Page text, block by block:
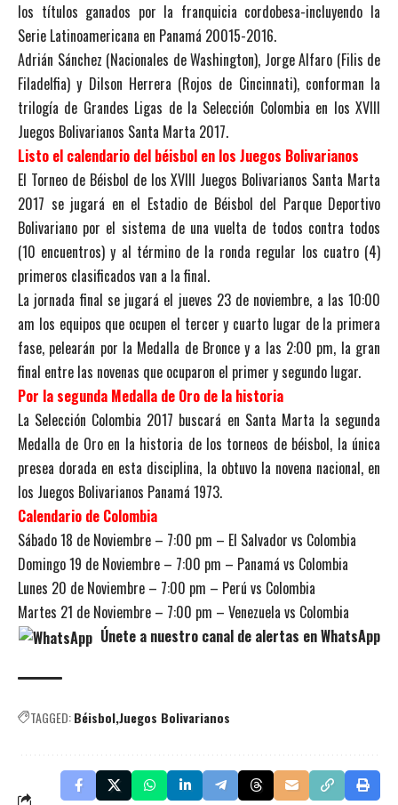
los títulos ganados por la franquicia cordobesa-incluyendo la
Serie Latinoamericana en Panamá 20015-2016.
Adrián Sánchez (Nacionales de Washington), Jorge Alfaro (Filis de
Filadelfia) y Dilson Herrera (Rojos de Cincinnati), conforman la
trilogía de Grandes Ligas de la Selección Colombia en los XVIII
Juegos Bolivarianos Santa Marta 2017.
Listo el calendario del béisbol en los Juegos Bolivarianos
El Torneo de Béisbol de los XVIII Juegos Bolivarianos Santa Marta
2017 se jugará en el Estadio de Béisbol del Parque Deportivo
Bolivariano por el sistema de una vuelta de todos contra todos
(10 encuentros) y al término de la ronda regular los cuatro (4)
primeros clasificados van a la final.
La jornada final se jugará el jueves 23 de noviembre, a las 10:00
am los equipos que ocupen el tercer y cuarto lugar de la primera
fase, pelearán por la Medalla de Bronce y a las 2:00 pm, la gran
final entre las novenas que ocuparon el primer y segundo lugar.
Por la segunda Medalla de Oro de la historia
La Selección Colombia 2017 buscará en Santa Marta la segunda
Medalla de Oro en la historia de los torneos de béisbol, la única
presea dorada en esta disciplina, la obtuvo la novena nacional, en
los Juegos Bolivarianos Panamá 1973.
Calendario de Colombia
Sábado 18 de Noviembre – 7:00 pm – El Salvador vs Colombia
Domingo 19 de Noviembre – 7:00 pm – Panamá vs Colombia
Lunes 20 de Noviembre – 7:00 pm – Perú vs Colombia
Martes 21 de Noviembre – 7:00 pm – Venezuela vs Colombia
Únete a nuestro canal de alertas en WhatsApp
TAGGED:BéisbolJuegos Bolivarianos